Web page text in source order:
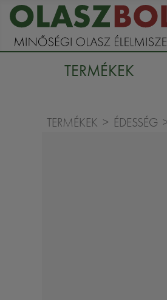
TERMÉKEK
TERMÉKEK ÉDESSÉG